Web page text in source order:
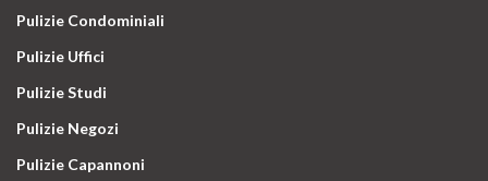
Pulizie Condominiali
Pulizie Uffici
Pulizie Studi
Pulizie Negozi
Pulizie Capannoni